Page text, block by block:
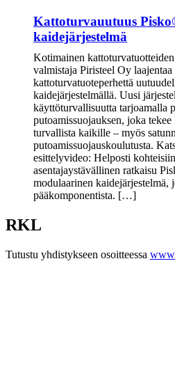
Kattoturvauutuus
kaidejärjestelmä
Kotimainen
valmistaja Piristeel Oy
kattoturvatuoteperhettä
kaidejärjestelmällä. Uusi
käyttöturvallisuutta tarjoamalla
putoamissuojauksen, joka
turvallista kaikille – myös
putoamissuojauskoulutusta.
esittelyvideo: Helposti
asentajaystävällinen ratkaisu
modulaarinen kaidejärjestelmä,
pääkomponentista. […]
RKL
Tutustu yhdistykseen osoitteessa